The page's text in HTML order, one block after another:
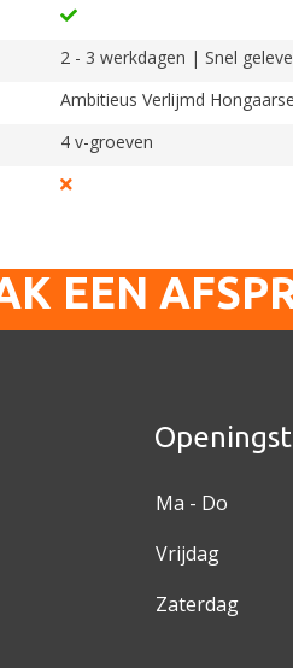
2 - 3 werkdagen | Snel
Ambitieus Verlijmd
4 v-groeven
EEN
Ma - Do
Vrijdag
Zaterdag